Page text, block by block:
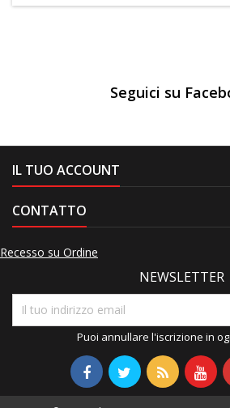
Seguici su
IL TUO ACCOUNT
CONTATTO
Recesso su Ordine
NEWSLETTER
Puoi annullare l'iscrizione in